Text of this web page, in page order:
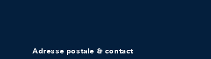
Adresse postale & contact